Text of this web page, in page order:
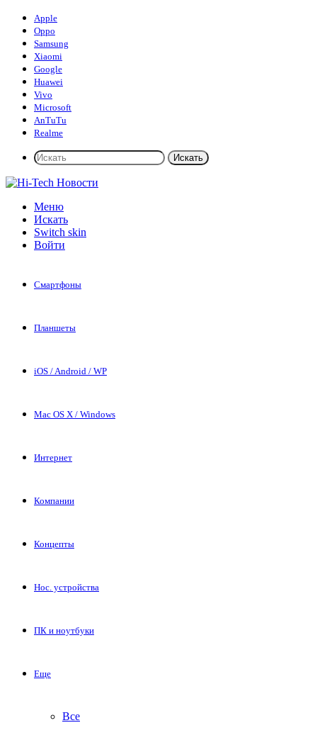
Apple
Oppo
Samsung
Xiaomi
Google
Huawei
Vivo
Microsoft
AnTuTu
Realme
Искать
Меню
Искать
Switch skin
Войти
Смартфоны
Планшеты
iOS / Android / WP
Mac OS X / Windows
Интернет
Компании
Концепты
Нос. устройства
ПК и ноутбуки
Еще
Все